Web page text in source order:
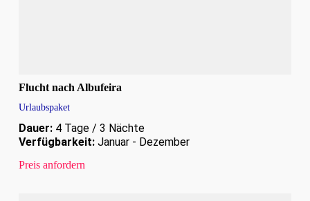
Flucht nach Albufeira
Urlaubspaket
Dauer:4 Tage / 3 Nächte
Verfügbarkeit:Januar - Dezember
Preis anfordern